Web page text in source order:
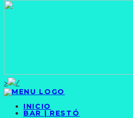
>
INICIO
BAR | RESTÓ